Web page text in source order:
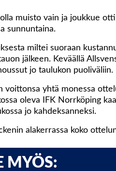
muisto vain ja joukkue
sunnuntaina.
miltei suoraan
jälkeen. Keväällä
jo taulukon puoliväliin.
voittonsa yhtä monessa
oleva IFK Norrköping
jo kahdeksanneksi.
alakerrassa koko
MYÖS: